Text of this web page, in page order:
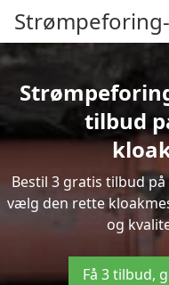
tilbud
Bestil 3 gratis tilbud
vælg den rette
og
Få 3 tilbud,